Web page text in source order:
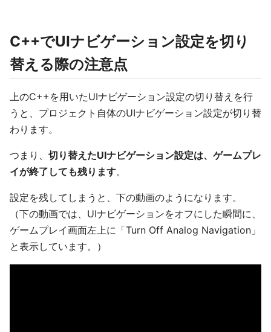
C++でUIナビゲーション設定を切り
替える際の注意点
上のC++を用いたUIナビゲーション設定の切り替えを行
うと、プロジェクト自体のUIナビゲーション設定が切り替
わります。
つまり、 切り替えたUIナビゲーション設定は、ゲームプレ
イが終了しても残ります。
設定を残してしまうと、下の動画のようになります。
（下の動画では、UIナビゲーションをオフにした瞬間に、
ゲームプレイ画面左上に「Turn Off Analog Navigation」
と表示しています。）